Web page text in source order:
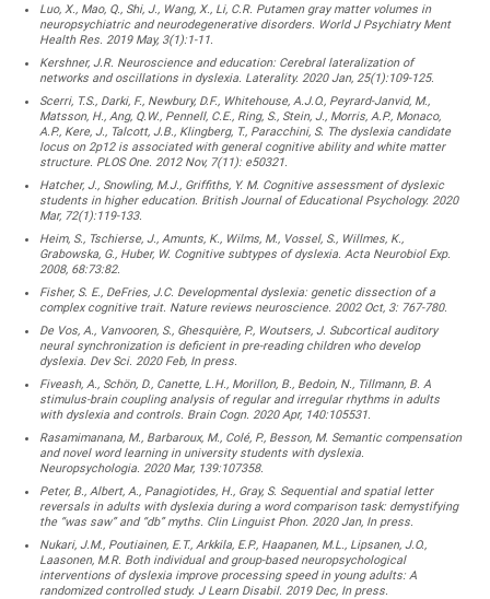
Luo, X., Mao, Q., Shi, J., Wang, X., Li, C.R. Putamen gray matter volumes in
neuropsychiatric and neurodegenerative disorders. World J Psychiatry Ment
Health Res. 2019 May, 3(1):1-11.
Kershner, J.R. Neuroscience and education: Cerebral lateralization of
networks and oscillations in dyslexia. Laterality. 2020 Jan, 25(1):109-125.
Scerri, T.S., Darki, F., Newbury, D.F., Whitehouse, A.J.O., Peyrard-Janvid, M.,
Matsson, H., Ang, Q.W., Pennell, C.E., Ring, S., Stein, J., Morris, A.P., Monaco,
A.P., Kere, J., Talcott, J.B., Klingberg, T., Paracchini, S. The dyslexia candidate
locus on 2p12 is associated with general cognitive ability and white matter
structure. PLOS One. 2012 Nov, 7(11): e50321.
Hatcher, J., Snowling, M.J., Griffiths, Y. M. Cognitive assessment of dyslexic
students in higher education. British Journal of Educational Psychology. 2020
Mar, 72(1):119-133.
Heim, S., Tschierse, J., Amunts, K., Wilms, M., Vossel, S., Willmes, K.,
Grabowska, G., Huber, W. Cognitive subtypes of dyslexia. Acta Neurobiol Exp.
2008, 68:73:82.
Fisher, S. E., DeFries, J.C. Developmental dyslexia: genetic dissection of a
complex cognitive trait. Nature reviews neuroscience. 2002 Oct, 3: 767-780.
De Vos, A., Vanvooren, S., Ghesquière, P., Woutsers, J. Subcortical auditory
neural synchronization is deficient in pre-reading children who develop
dyslexia. Dev Sci. 2020 Feb, In press.
Fiveash, A., Schön, D., Canette, L.H., Morillon, B., Bedoin, N., Tillmann, B. A
stimulus-brain coupling analysis of regular and irregular rhythms in adults
with dyslexia and controls. Brain Cogn. 2020 Apr, 140:105531.
Rasamimanana, M., Barbaroux, M., Colé, P., Besson, M. Semantic compensation
and novel word learning in university students with dyslexia.
Neuropsychologia. 2020 Mar, 139:107358.
Peter, B., Albert, A., Panagiotides, H., Gray, S. Sequential and spatial letter
reversals in adults with dyslexia during a word comparison task: demystifying
the “was saw” and “db” myths. Clin Linguist Phon. 2020 Jan, In press.
Nukari, J.M., Poutiainen, E.T., Arkkila, E.P., Haapanen, M.L., Lipsanen, J.O.,
Laasonen, M.R. Both individual and group-based neuropsychological
interventions of dyslexia improve processing speed in young adults: A
randomized controlled study. J Learn Disabil. 2019 Dec, In press.